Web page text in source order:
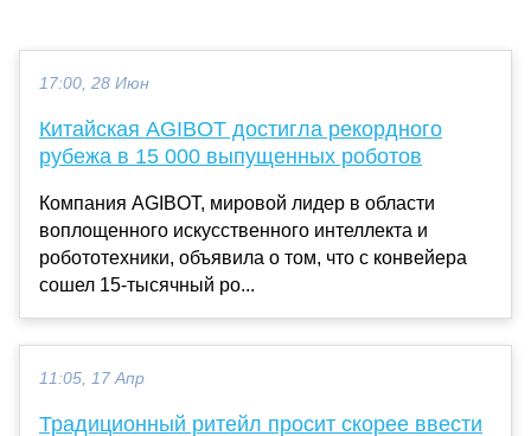
17:00, 28 Июн
Китайская AGIBOT достигла рекордного
рубежа в 15 000 выпущенных роботов
Компания AGIBOT, мировой лидер в области
воплощенного искусственного интеллекта и
робототехники, объявила о том, что с конвейера
сошел 15-тысячный ро...
11:05, 17 Апр
Традиционный ритейл просит скорее ввести